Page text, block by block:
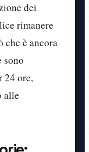
dei
rimanere
che è ancora
sono
24 ore,
alle